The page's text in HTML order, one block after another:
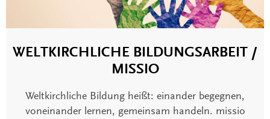
WELTKIRCHLICHE BILDUNGSARBEIT /
MISSIO
Weltkirchliche Bildung heißt: einander begegnen,
voneinander lernen, gemeinsam handeln. missio